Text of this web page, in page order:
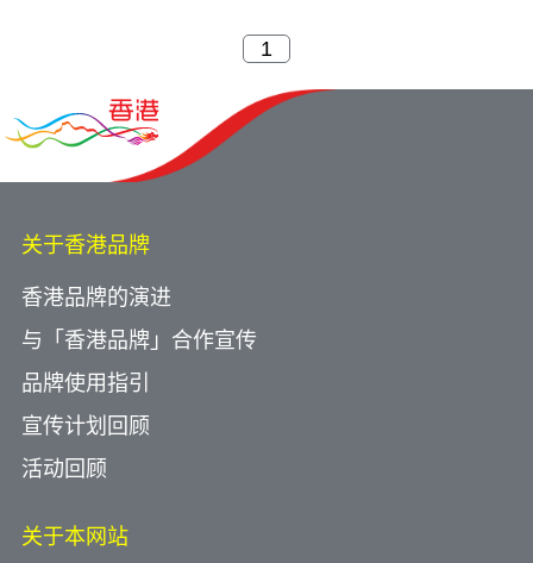
关于香港品牌
香港品牌的演进
与「香港品牌」合作宣传
品牌使用指引
宣传计划回顾
活动回顾
关于本网站